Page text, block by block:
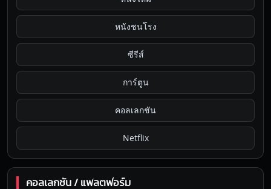
หนังชนโรง
ซีรีส์
การ์ตูน
คอลเลกชัน
Netflix
คอลเลกชัน / แพลตฟอร์ม